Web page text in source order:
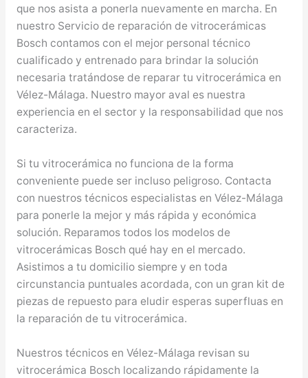
que nos asista a ponerla nuevamente en marcha. En
nuestro Servicio de reparación de vitrocerámicas
Bosch contamos con el mejor personal técnico
cualificado y entrenado para brindar la solución
necesaria tratándose de reparar tu vitrocerámica en
Vélez-Málaga. Nuestro mayor aval es nuestra
experiencia en el sector y la responsabilidad que nos
caracteriza.
Si tu vitrocerámica no funciona de la forma
conveniente puede ser incluso peligroso. Contacta
con nuestros técnicos especialistas en Vélez-Málaga
para ponerle la mejor y más rápida y económica
solución. Reparamos todos los modelos de
vitrocerámicas Bosch qué hay en el mercado.
Asistimos a tu domicilio siempre y en toda
circunstancia puntuales acordada, con un gran kit de
piezas de repuesto para eludir esperas superfluas en
la reparación de tu vitrocerámica.
Nuestros técnicos en Vélez-Málaga revisan su
vitrocerámica Bosch localizando rápidamente la